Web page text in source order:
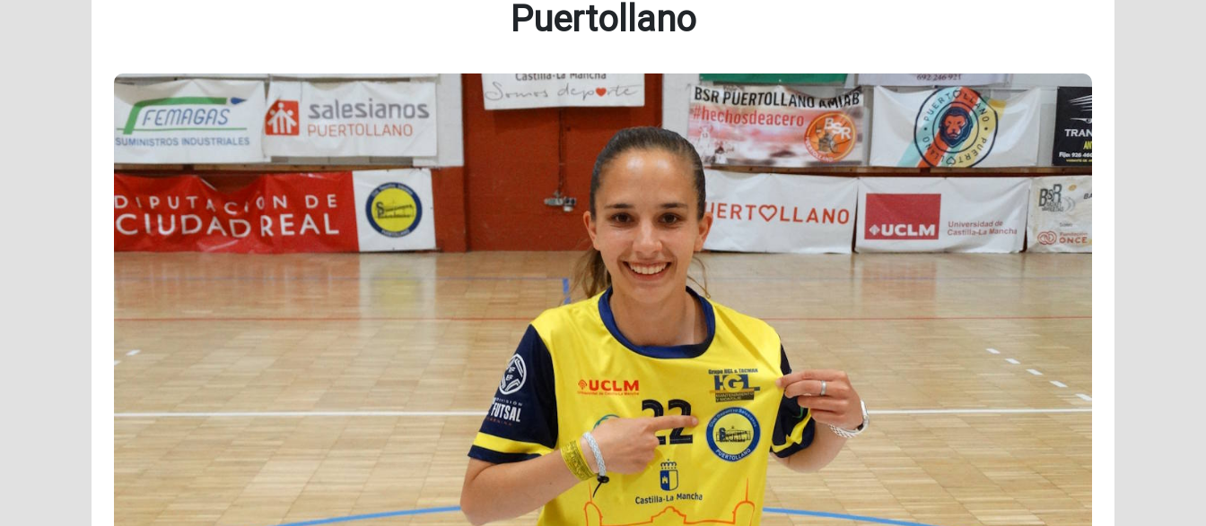
Puertollano